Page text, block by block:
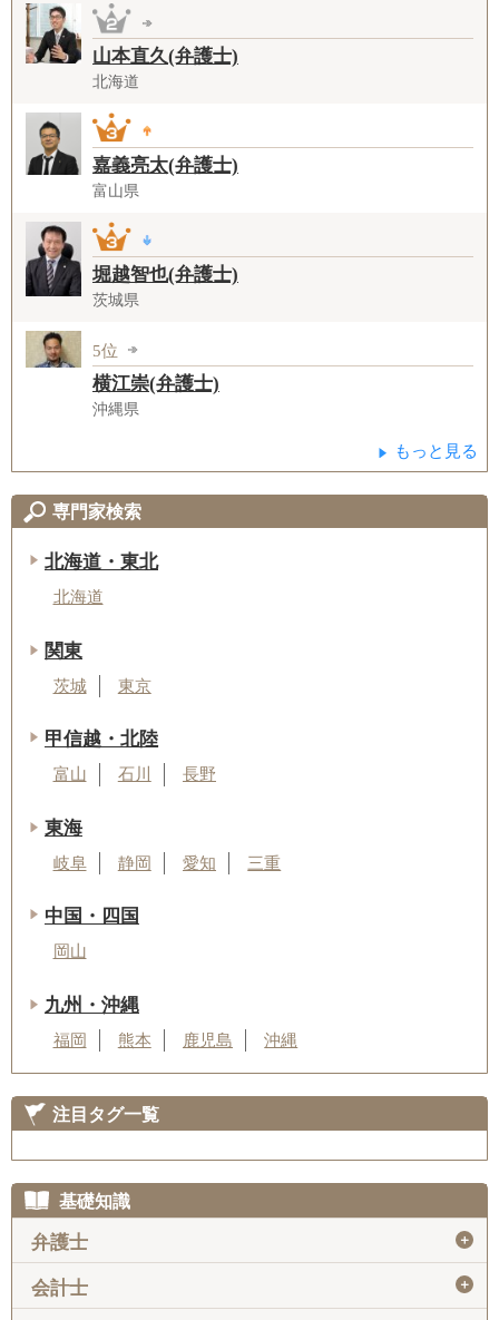
山本直久(弁護士)
北海道
嘉義亮太(弁護士)
富山県
堀越智也(弁護士)
茨城県
5位
横江崇(弁護士)
沖縄県
もっと見る
専門家検索
北海道・東北
北海道
関東
茨城 東京
甲信越・北陸
富山 石川 長野
東海
岐阜 静岡 愛知 三重
中国・四国
岡山
九州・沖縄
福岡 熊本 鹿児島 沖縄
注目タグ一覧
基礎知識
弁護士 ＋
会計士 ＋